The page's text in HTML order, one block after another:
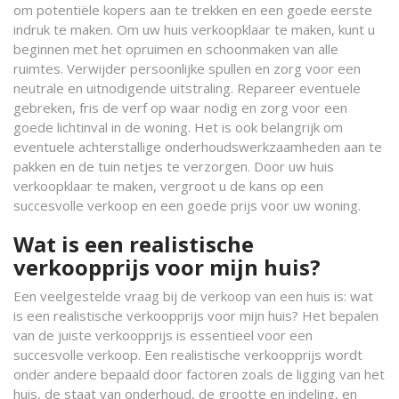
om potentiële kopers aan te trekken en een goede eerste
indruk te maken. Om uw huis verkoopklaar te maken, kunt u
beginnen met het opruimen en schoonmaken van alle
ruimtes. Verwijder persoonlijke spullen en zorg voor een
neutrale en uitnodigende uitstraling. Repareer eventuele
gebreken, fris de verf op waar nodig en zorg voor een
goede lichtinval in de woning. Het is ook belangrijk om
eventuele achterstallige onderhoudswerkzaamheden aan te
pakken en de tuin netjes te verzorgen. Door uw huis
verkoopklaar te maken, vergroot u de kans op een
succesvolle verkoop en een goede prijs voor uw woning.
Wat is een realistische
verkoopprijs voor mijn huis?
Een veelgestelde vraag bij de verkoop van een huis is: wat
is een realistische verkoopprijs voor mijn huis? Het bepalen
van de juiste verkoopprijs is essentieel voor een
succesvolle verkoop. Een realistische verkoopprijs wordt
onder andere bepaald door factoren zoals de ligging van het
huis, de staat van onderhoud, de grootte en indeling, en